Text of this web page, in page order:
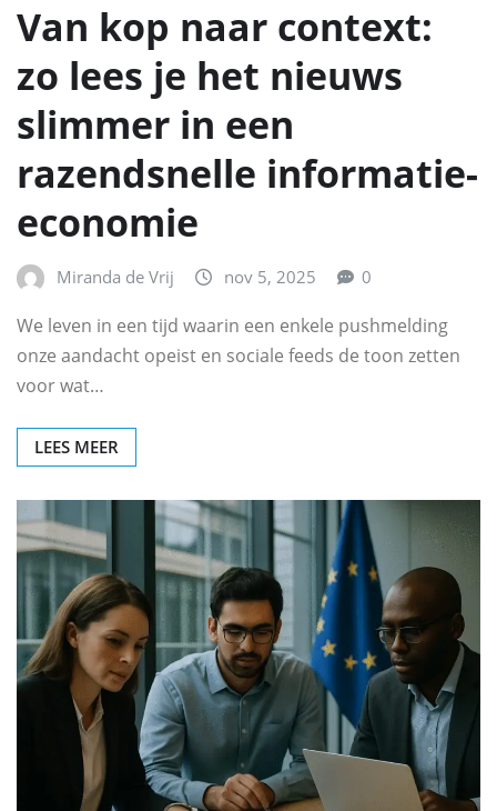
Van kop naar context:
zo lees je het nieuws
slimmer in een
razendsnelle informatie-
economie
Miranda de Vrij nov 5, 2025 0
We leven in een tijd waarin een enkele pushmelding
onze aandacht opeist en sociale feeds de toon zetten
voor wat…
LEES MEER